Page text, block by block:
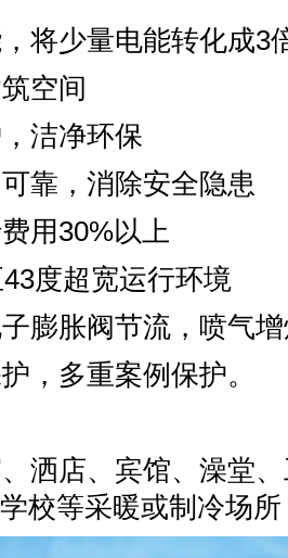
将少量电能转化成3
空间
洁净环保
靠，消除安全隐患
用30%以上
度超宽运行环境
膨胀阀节流，喷气
，多重案例保护。
洒店、宾馆、澡堂
校等采暖或制冷场所